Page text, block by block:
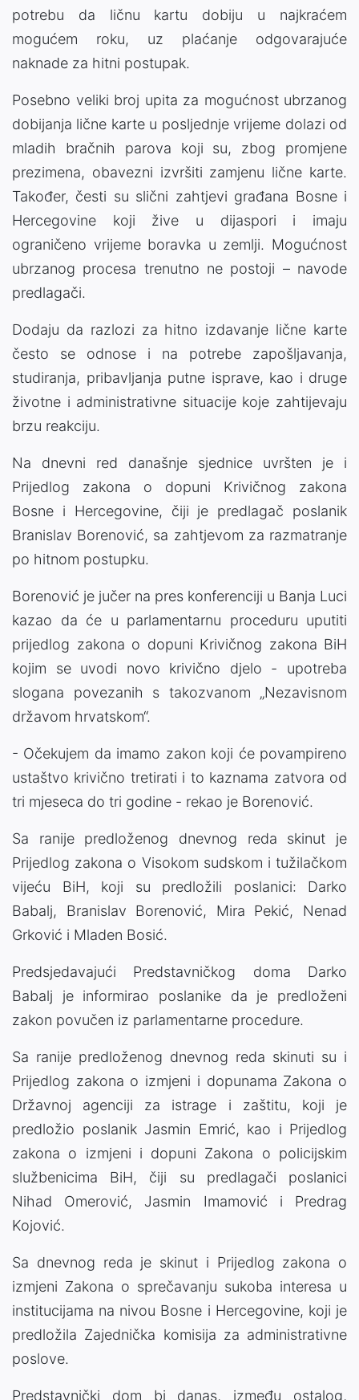
potrebu da ličnu kartu dobiju u najkraćem
mogućem roku, uz plaćanje odgovarajuće
naknade za hitni postupak.
Posebno veliki broj upita za mogućnost ubrzanog
dobijanja lične karte u posljednje vrijeme dolazi od
mladih bračnih parova koji su, zbog promjene
prezimena, obavezni izvršiti zamjenu lične karte.
Također, česti su slični zahtjevi građana Bosne i
Hercegovine koji žive u dijaspori i imaju
ograničeno vrijeme boravka u zemlji. Mogućnost
ubrzanog procesa trenutno ne postoji – navode
predlagači.
Dodaju da razlozi za hitno izdavanje lične karte
često se odnose i na potrebe zapošljavanja,
studiranja, pribavljanja putne isprave, kao i druge
životne i administrativne situacije koje zahtijevaju
brzu reakciju.
Na dnevni red današnje sjednice uvršten je i
Prijedlog zakona o dopuni Krivičnog zakona
Bosne i Hercegovine, čiji je predlagač poslanik
Branislav Borenović, sa zahtjevom za razmatranje
po hitnom postupku.
Borenović je jučer na pres konferenciji u Banja Luci
kazao da će u parlamentarnu proceduru uputiti
prijedlog zakona o dopuni Krivičnog zakona BiH
kojim se uvodi novo krivično djelo - upotreba
slogana povezanih s takozvanom „Nezavisnom
državom hrvatskom“.
- Očekujem da imamo zakon koji će povampireno
ustaštvo krivično tretirati i to kaznama zatvora od
tri mjeseca do tri godine - rekao je Borenović.
Sa ranije predloženog dnevnog reda skinut je
Prijedlog zakona o Visokom sudskom i tužilačkom
vijeću BiH, koji su predložili poslanici: Darko
Babalj, Branislav Borenović, Mira Pekić, Nenad
Grković i Mladen Bosić.
Predsjedavajući Predstavničkog doma Darko
Babalj je informirao poslanike da je predloženi
zakon povučen iz parlamentarne procedure.
Sa ranije predloženog dnevnog reda skinuti su i
Prijedlog zakona o izmjeni i dopunama Zakona o
Državnoj agenciji za istrage i zaštitu, koji je
predložio poslanik Jasmin Emrić, kao i Prijedlog
zakona o izmjeni i dopuni Zakona o policijskim
službenicima BiH, čiji su predlagači poslanici
Nihad Omerović, Jasmin Imamović i Predrag
Kojović.
Sa dnevnog reda je skinut i Prijedlog zakona o
izmjeni Zakona o sprečavanju sukoba interesa u
institucijama na nivou Bosne i Hercegovine, koji je
predložila Zajednička komisija za administrativne
poslove.
Predstavnički dom bi danas, između ostalog,